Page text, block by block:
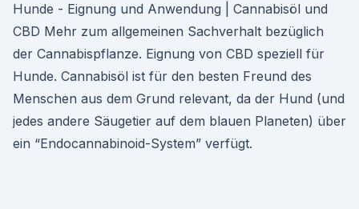
Hunde - Eignung und Anwendung | Cannabisöl und
CBD Mehr zum allgemeinen Sachverhalt bezüglich
der Cannabispflanze. Eignung von CBD speziell für
Hunde. Cannabisöl ist für den besten Freund des
Menschen aus dem Grund relevant, da der Hund (und
jedes andere Säugetier auf dem blauen Planeten) über
ein “Endocannabinoid-System” verfügt.